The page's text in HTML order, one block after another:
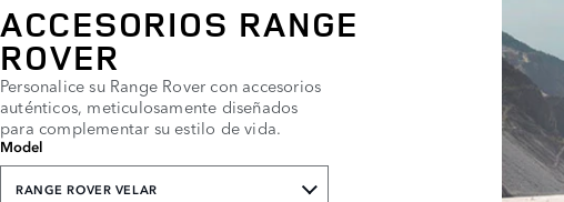
ACCESORIOS RANGE
ROVER
Personalice su Range Rover con accesorios
auténticos, meticulosamente diseñados
para complementar su estilo de vida.
Model
RANGE ROVER VELAR